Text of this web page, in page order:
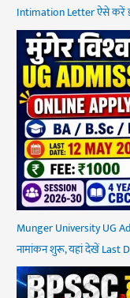
Intimation Letter ऐसे करें
Munger University UG
नामांकन शुरू, यहां देखें Last